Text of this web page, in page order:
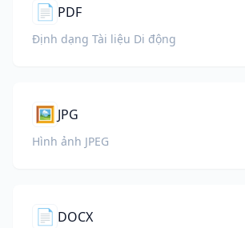
📄 PDF
Định dạng Tài liệu Di động
🖼️ JPG
Hình ảnh JPEG
📄 DOCX